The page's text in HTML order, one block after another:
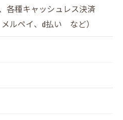
、各種キャッシュレス決済
、メルペイ、d払い など）